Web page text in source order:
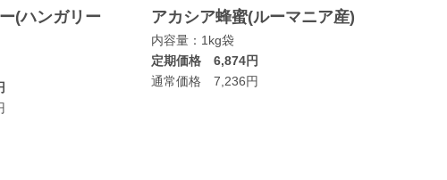
(ハンガリー
アカシア蜂蜜(ルーマニア産)
内容量：1kg袋
定期価格 6,874円
通常価格 7,236円